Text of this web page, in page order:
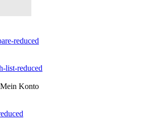
Mein Konto